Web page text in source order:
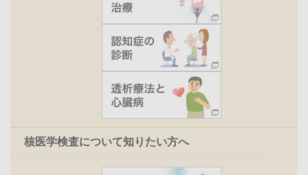
核医学検査について知りたい方へ